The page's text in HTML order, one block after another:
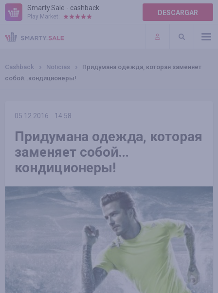
Smarty.Sale - cashback
Play Market: DESCARGAR
AYUDA
TÉRMINOS DE USO
Cashback Noticias
Придумана одежда, которая заменяет
собой…кондиционеры!
05.12.2016 14:58
Придумана одежда, которая
заменяет собой…
кондиционеры!